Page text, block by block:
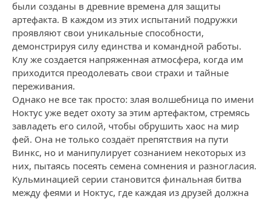
были созданы в древние времена для защиты
артефакта. В каждом из этих испытаний подружки
проявляют свои уникальные способности,
демонстрируя силу единства и командной работы.
Клу же создается напряженная атмосфера, когда им
приходится преодолевать свои страхи и тайные
переживания.
Однако не все так просто: злая волшебница по имени
Ноктус уже ведет охоту за этим артефактом, стремясь
завладеть его силой, чтобы обрушить хаос на мир
фей. Она не только создаёт препятствия на пути
Винкс, но и манипулирует сознанием некоторых из
них, пытаясь посеять семена сомнения и разногласия.
Кульминацией серии становится финальная битва
между феями и Ноктус, где каждая из друзей должна